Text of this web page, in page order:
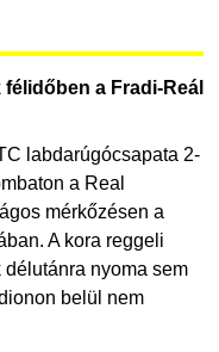
a Fradi-Reál
labdarúgócsapata 2-
a Real
mérkőzésen a
A kora reggeli
nyoma sem
belül nem